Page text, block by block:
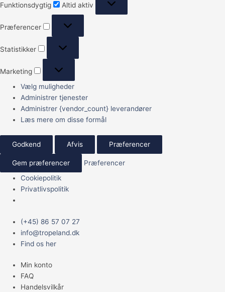
Funktionsdygtig Altid aktiv
Præferencer
Statistikker
Marketing
Vælg muligheder
Administrer tjenester
Administrer {vendor_count} leverandører
Læs mere om disse formål
Godkend Afvis Præferencer
Gem præferencer
Præferencer
Cookiepolitik
Privatlivspolitik
(+45) 86 57 07 27
info@tropeland.dk
Find os her
Min konto
FAQ
Handelsvilkår
Main
Menu